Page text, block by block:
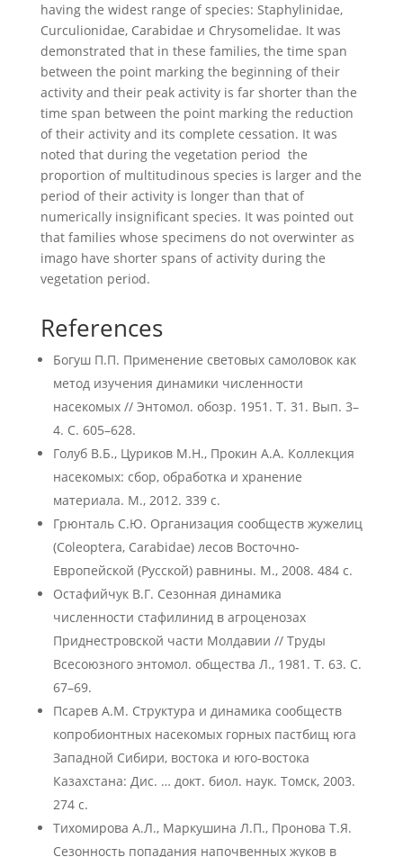
having the widest range of species: Staphylinidae,
Curculionidae, Carabidae и Chrysomelidae. It was
demonstrated that in these families, the time span
between the point marking the beginning of their
activity and their peak activity is far shorter than the
time span between the point marking the reduction
of their activity and its complete cessation. It was
noted that during the vegetation period the
proportion of multitudinous species is larger and the
period of their activity is longer than that of
numerically insignificant species. It was pointed out
that families whose specimens do not overwinter as
imago have shorter spans of activity during the
vegetation period.
References
Богуш П.П. Применение световых самоловок как
метод изучения динамики численности
насекомых // Энтомол. обозр. 1951. Т. 31. Вып. 3–
4. С. 605–628.
Голуб В.Б., Цуриков М.Н., Прокин А.А. Коллекция
насекомых: сбор, обработка и хранение
материала. М., 2012. 339 с.
Грюнталь С.Ю. Организация сообществ жужелиц
(Coleoptera, Carabidae) лесов Восточно-
Европейской (Русской) равнины. М., 2008. 484 с.
Остафийчук В.Г. Сезонная динамика
численности стафилинид в агроценозах
Приднестровской части Молдавии // Труды
Всесоюзного энтомол. общества Л., 1981. Т. 63. С.
67–69.
Псарев А.М. Структура и динамика сообществ
копробионтных насекомых горных пастбищ юга
Западной Сибири, востока и юго-востока
Казахстана: Дис. … докт. биол. наук. Томск, 2003.
274 c.
Тихомирова А.Л., Маркушина Л.П., Пронова Т.Я.
Сезонность попадания напочвенных жуков в